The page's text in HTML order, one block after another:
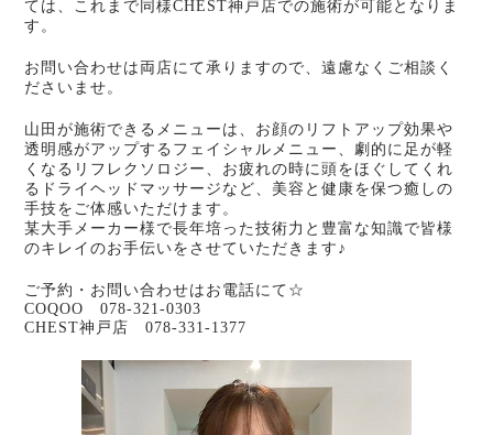
ては、これまで同様CHEST神戸店での施術が可能となりま
す。
お問い合わせは両店にて承りますので、遠慮なくご相談く
ださいませ。
山田が施術できるメニューは、お顔のリフトアップ効果や
透明感がアップするフェイシャルメニュー、劇的に足が軽
くなるリフレクソロジー、お疲れの時に頭をほぐしてくれ
るドライヘッドマッサージなど、美容と健康を保つ癒しの
手技をご体感いただけます。
某大手メーカー様で長年培った技術力と豊富な知識で皆様
のキレイのお手伝いをさせていただきます♪
ご予約・お問い合わせはお電話にて☆
COQOO 078-321-0303
CHEST神戸店 078-331-1377